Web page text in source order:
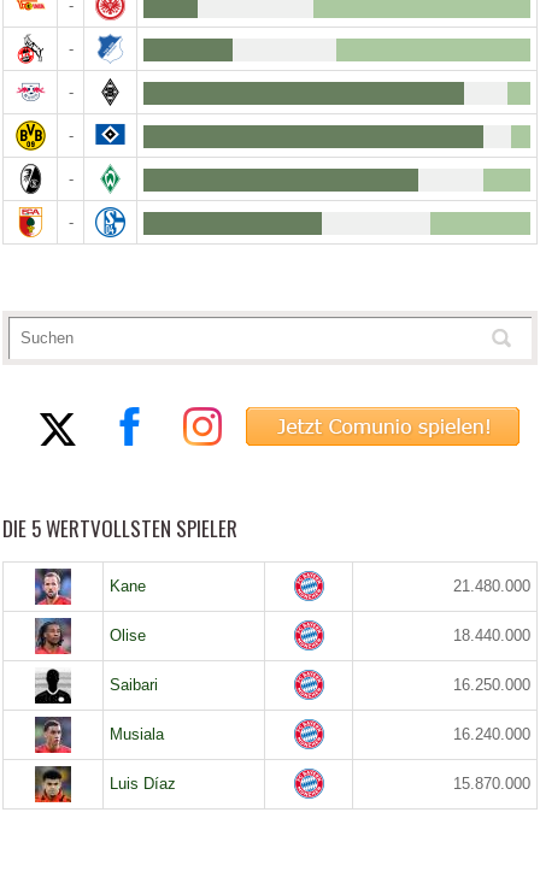
-
-
-
-
-
-
DIE 5 WERTVOLLSTEN SPIELER
Kane 21.480.000
Olise 18.440.000
Saibari 16.250.000
Musiala 16.240.000
Luis Díaz 15.870.000